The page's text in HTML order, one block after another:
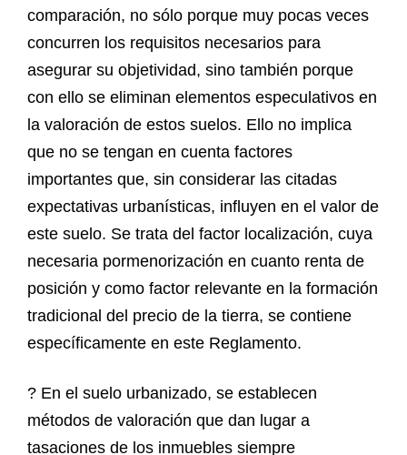
comparación, no sólo porque muy pocas veces
concurren los requisitos necesarios para
asegurar su objetividad, sino también porque
con ello se eliminan elementos especulativos en
la valoración de estos suelos. Ello no implica
que no se tengan en cuenta factores
importantes que, sin considerar las citadas
expectativas urbanísticas, influyen en el valor de
este suelo. Se trata del factor localización, cuya
necesaria pormenorización en cuanto renta de
posición y como factor relevante en la formación
tradicional del precio de la tierra, se contiene
específicamente en este Reglamento.
? En el suelo urbanizado, se establecen
métodos de valoración que dan lugar a
tasaciones de los inmuebles siempre